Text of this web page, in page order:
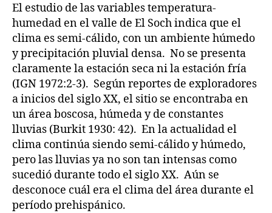
El estudio de las variables temperatura-
humedad en el valle de El Soch indica que el
clima es semi-cálido, con un ambiente húmedo
y precipitación pluvial densa. No se presenta
claramente la estación seca ni la estación fría
(IGN 1972:2-3). Según reportes de exploradores
a inicios del siglo XX, el sitio se encontraba en
un área boscosa, húmeda y de constantes
lluvias (Burkit 1930: 42). En la actualidad el
clima continúa siendo semi-cálido y húmedo,
pero las lluvias ya no son tan intensas como
sucedió durante todo el siglo XX. Aún se
desconoce cuál era el clima del área durante el
período prehispánico.